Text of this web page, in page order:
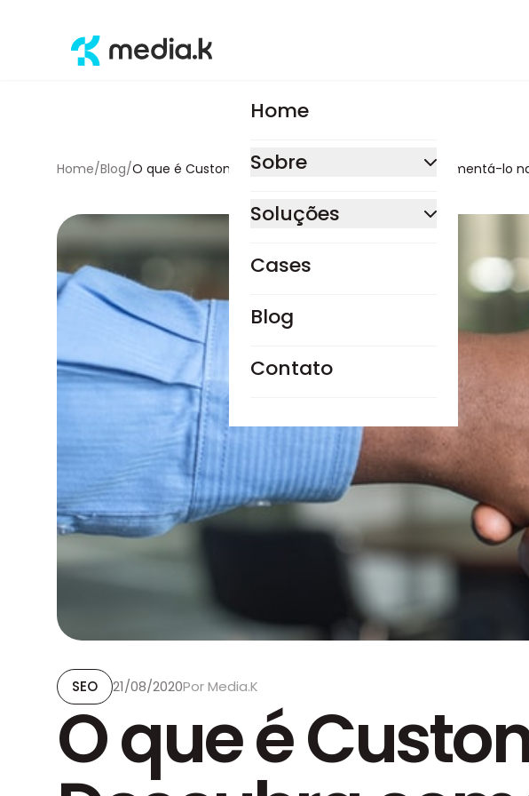
Home
Sobre
Soluções
Consultoria estratégica
Mídias pagas
Sites e lojas virtuais
Marca e Conteúdo
Construção de Marca
Gestão de Redes Sociais
Produção de Conteúdo
Dados e Tecnologia
Tagueamento
Top Posts
TaggingScan
Outsourcing
Cases
Blog
Contato
Home/Blog/O que é Customer Success? Descubra como implementá-lo
SEO 21/08/2020PorMedia.K
O que é